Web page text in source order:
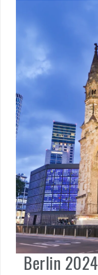
Berlin 2024